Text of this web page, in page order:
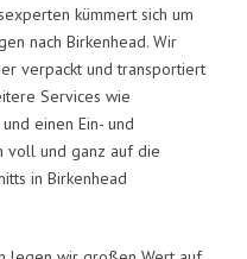
kümmert sich um
nach Birkenhead. Wir
verpackt und transportiert
Services wie
und einen Ein- und
voll und ganz auf die
in Birkenhead